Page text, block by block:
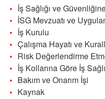
İş Sağlığı ve
İSG Mevzuatı ve
İş Kurulu
Çalışma Hayatı ve
Risk Değerlendirme
İş Kollarına Göre İş
Bakım ve Onarım İşi
Kaynak